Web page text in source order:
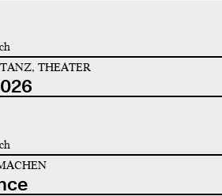
THEATER